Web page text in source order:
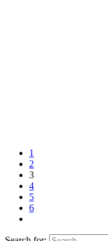
1
2
3
4
5
6